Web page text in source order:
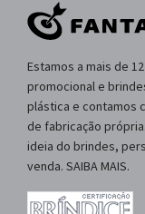
Estamos a mais de
promocional e
plástica e contamos
de fabricação
ideia do brindes,
venda. SAIBA MAIS.